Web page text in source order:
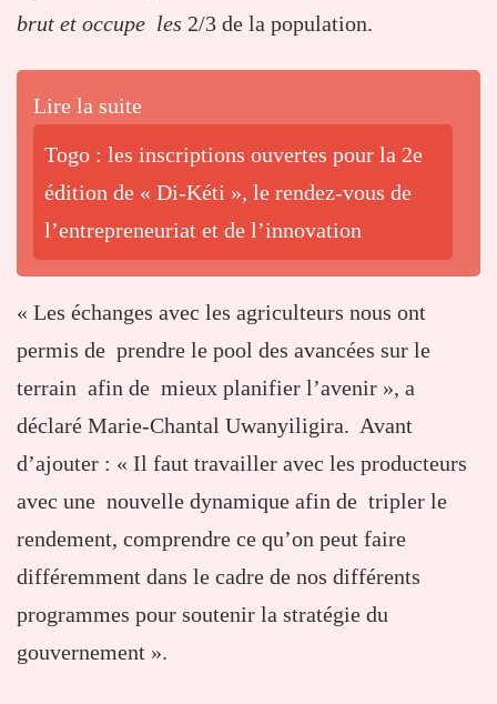
brut et occupe les 2/3 de la population.
Lire la suite
Togo : les inscriptions ouvertes pour la 2e
édition de « Di-Kéti », le rendez-vous de
l’entrepreneuriat et de l’innovation
« Les échanges avec les agriculteurs nous ont
permis de prendre le pool des avancées sur le
terrain afin de mieux planifier l’avenir », a
déclaré Marie-Chantal Uwanyiligira. Avant
d’ajouter : « Il faut travailler avec les producteurs
avec une nouvelle dynamique afin de tripler le
rendement, comprendre ce qu’on peut faire
différemment dans le cadre de nos différents
programmes pour soutenir la stratégie du
gouvernement ».